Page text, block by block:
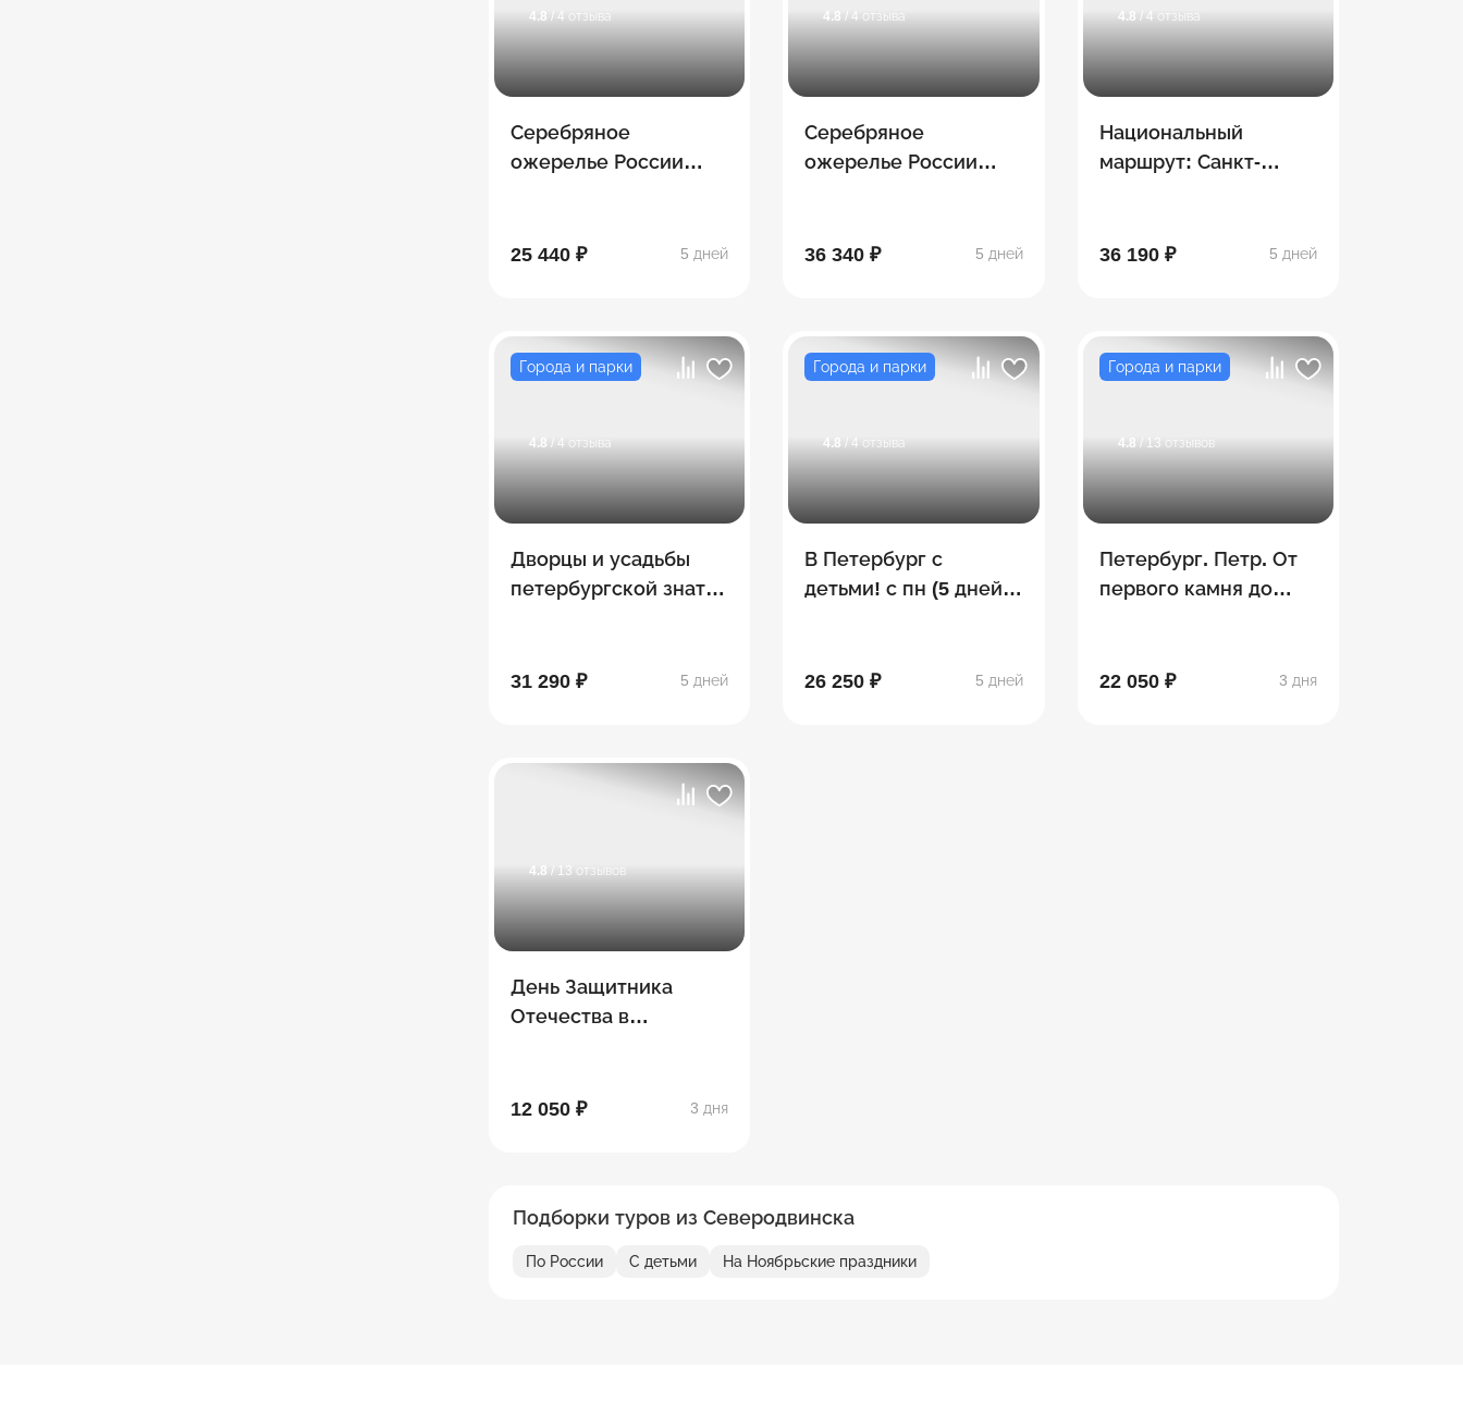
4.8 / 4 отзыва
Серебряное
ожерелье России
25 440 ₽
5 дней
4.8 / 4 отзыва
Серебряное
ожерелье России
36 340 ₽
5 дней
4.8 / 4 отзыва
Национальный
маршрут: Санкт-
36 190 ₽
5 дней
Города и парки
4.8 / 4 отзыва
Дворцы и усадьбы
петербургской знати
31 290 ₽ 5 дней
Города и парки
4.8 / 4 отзыва
В Петербург с
детьми! с пн (5 дней/4
26 250 ₽ 5 дней
Города и парки
4.8 / 13 отзывов
Петербург. Петр. От
первого камня до
22 050 ₽ 3 дня
4.8 / 13 отзывов
День Защитника
Отечества в
12 050 ₽ 3 дня
Подборки туров из Северодвинска
По России С детьми На Ноябрьские праздники